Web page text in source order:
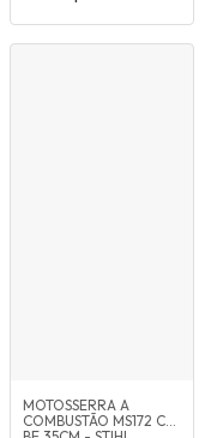
MOTOSSERRA A
COMBUSTÃO MS172 C-